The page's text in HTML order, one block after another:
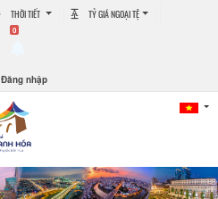
THỜI TIẾT TỶ GIÁ NGOẠI TỆ
0
Đăng nhập